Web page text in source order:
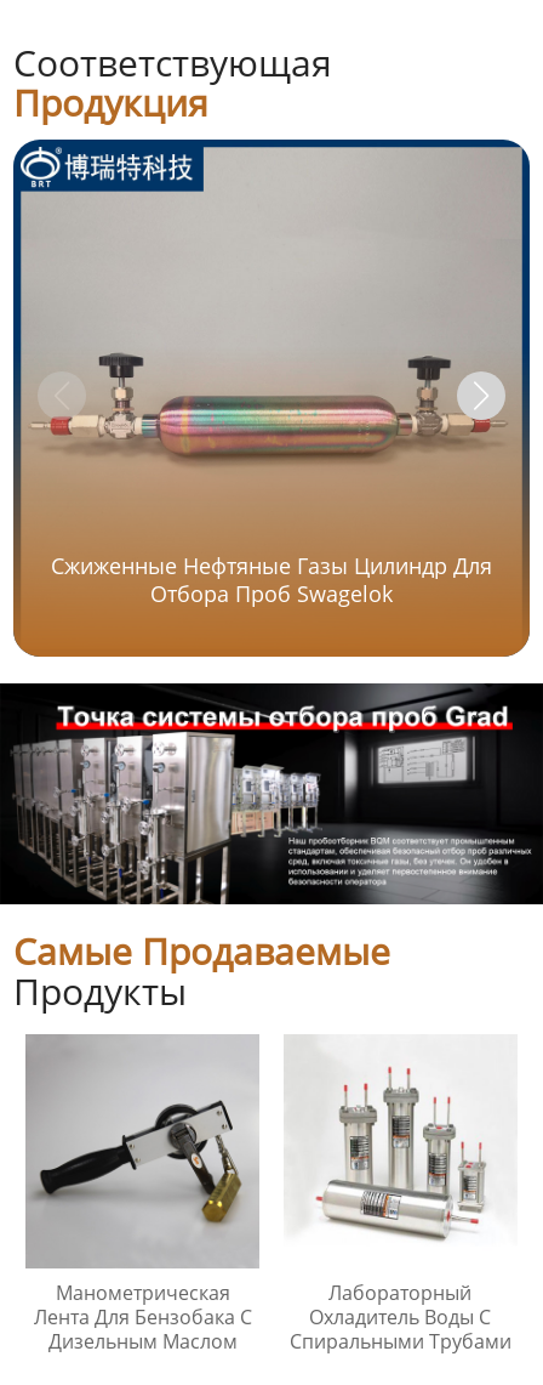
Соответствующая
Продукция
Сжиженные Нефтяные Газы Цилиндр Для
Отбора Проб Swagelok
Самые Продаваемые
Продукты
Манометрическая
Лента Для Бензобака С
Дизельным Маслом
Лабораторный
Охладитель Воды С
Спиральными Трубами